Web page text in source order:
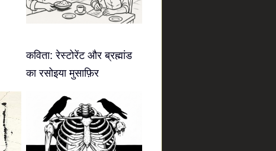
कविता: रेस्टोरेंट और ब्रह्मांड
का रसोइया मुसाफ़िर